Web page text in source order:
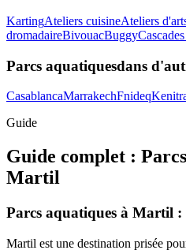
KartingAteliers cuisineAteliers
dromadaireBivouacBuggy
Parcs aquatiquesdans
CasablancaMarrakechFnideq
Guide
Guide complet :
Martil
Parcs aquatiques à Martil
Martil est une destination prisée